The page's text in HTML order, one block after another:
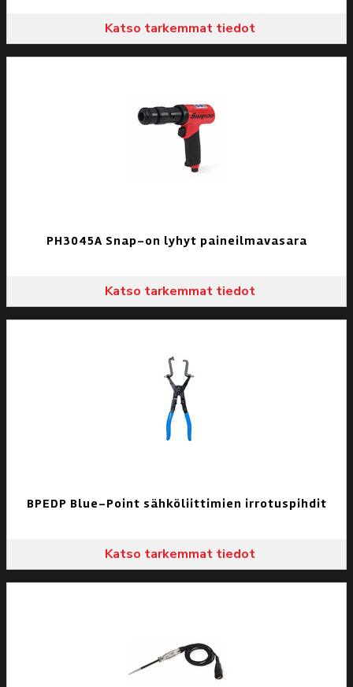
Katso tarkemmat tiedot
PH3045A Snap-on lyhyt paineilmavasara
Katso tarkemmat tiedot
BPEDP Blue-Point sähköliittimien irrotuspihdit
Katso tarkemmat tiedot